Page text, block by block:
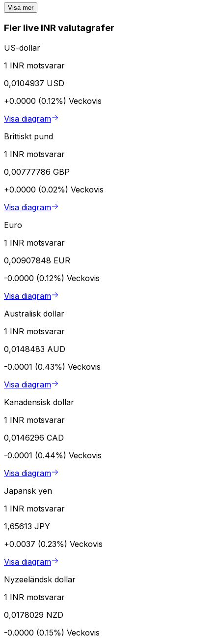
Visa mer
Fler live INR valutagrafer
US-dollar
1 INR motsvarar
0,0104937 USD
+0.0000 (0.12%) Veckovis
Visa diagram
Brittiskt pund
1 INR motsvarar
0,00777786 GBP
+0.0000 (0.02%) Veckovis
Visa diagram
Euro
1 INR motsvarar
0,00907848 EUR
-0.0000 (0.12%) Veckovis
Visa diagram
Australisk dollar
1 INR motsvarar
0,0148483 AUD
-0.0001 (0.43%) Veckovis
Visa diagram
Kanadensisk dollar
1 INR motsvarar
0,0146296 CAD
-0.0001 (0.44%) Veckovis
Visa diagram
Japansk yen
1 INR motsvarar
1,65613 JPY
+0.0037 (0.23%) Veckovis
Visa diagram
Nyzeeländsk dollar
1 INR motsvarar
0,0178029 NZD
-0.0000 (0.15%) Veckovis